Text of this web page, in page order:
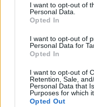
I want to opt-out of
Personal Data.
Opted In
I want to opt-out of
Personal Data for
Opted In
I want to opt-out of
Retention, Sale,
Personal Data that
Purposes for which
Opted Out
nell’analisi dei dati,
l’errore dall’illecito
Perché chi
firmare senza paura.
poter dormire
che qualcuno